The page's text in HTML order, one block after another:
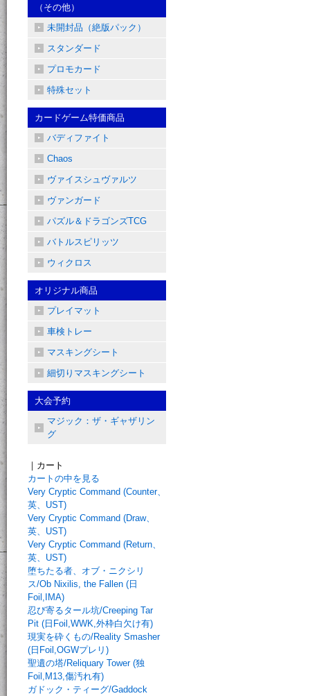
（その他）
未開封品（絶版パック）
スタンダード
プロモカード
特殊セット
カードゲーム特価商品
バディファイト
Chaos
ヴァイスシュヴァルツ
ヴァンガード
パズル＆ドラゴンズTCG
バトルスピリッツ
ウィクロス
オリジナル商品
プレイマット
車検トレー
マスキングシート
細切りマスキングシート
大会予約
マジック：ザ・ギャザリン
グ
｜カート
カートの中を見る
Very Cryptic Command (Counter、
英、UST)
Very Cryptic Command (Draw、
英、UST)
Very Cryptic Command (Return、
英、UST)
堕ちたる者、オブ・ニクシリ
ス/Ob Nixilis, the Fallen (日
Foil,IMA)
忍び寄るタール坑/Creeping Tar
Pit (日Foil,WWK,外枠白欠け有)
現実を砕くもの/Reality Smasher
(日Foil,OGWプレリ)
聖遺の塔/Reliquary Tower (独
Foil,M13,傷汚れ有)
ガドック・ティーグ/Gaddock